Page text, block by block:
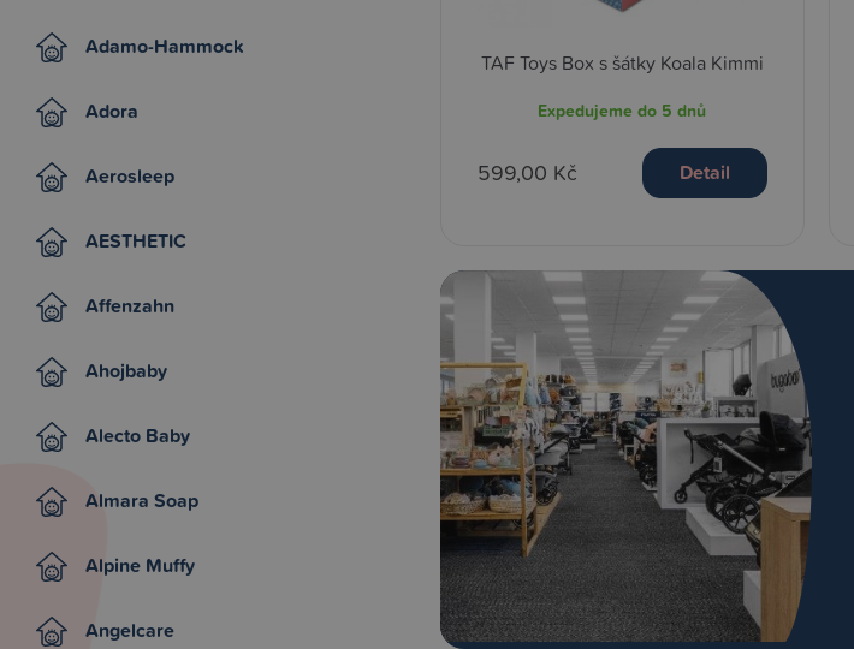
Adamo-Hammock
Adora
Aerosleep
AESTHETIC
Affenzahn
Ahojbaby
Alecto Baby
Almara Soap
Alpine Muffy
Angelcare
TAF Toys Box s šátky Koala Kimmi
Expedujeme do 5 dnů
599,00 Kč Detail